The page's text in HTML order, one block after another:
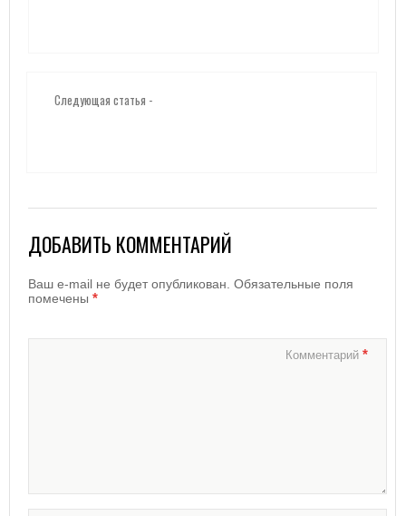
Следующая статья -
ДОБАВИТЬ КОММЕНТАРИЙ
Ваш e-mail не будет опубликован. Обязательные поля
помечены *
Комментарий*